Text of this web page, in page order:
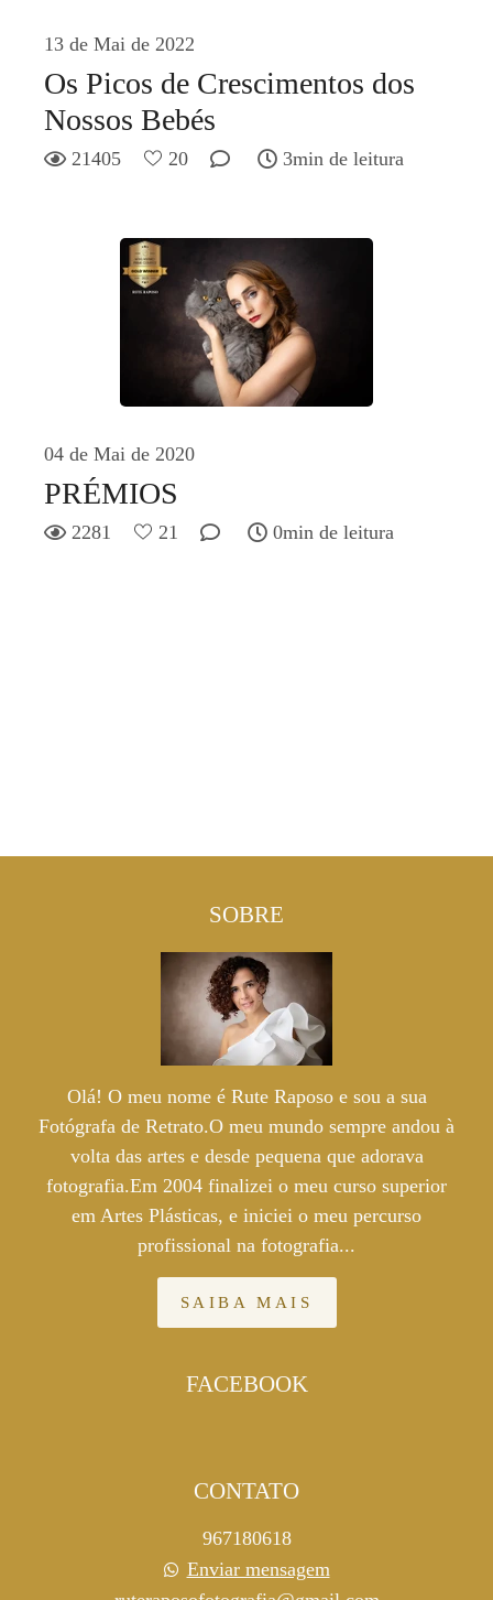
13 de Mai de 2022
Os Picos de Crescimentos dos
Nossos Bebés
21405 20 3min de leitura
04 de Mai de 2020
PRÉMIOS
2281 21 0min de leitura
SOBRE
Olá! O meu nome é Rute Raposo e sou a sua
Fotógrafa de Retrato.O meu mundo sempre andou à
volta das artes e desde pequena que adorava
fotografia.Em 2004 finalizei o meu curso superior
em Artes Plásticas, e iniciei o meu percurso
profissional na fotografia...
SAIBA MAIS
FACEBOOK
CONTATO
967180618
Enviar mensagem